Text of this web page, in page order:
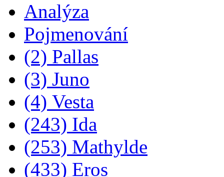
Analýza
Pojmenování
(2) Pallas
(3) Juno
(4) Vesta
(243) Ida
(253) Mathylde
(433) Eros